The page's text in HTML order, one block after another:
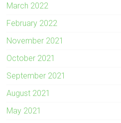
March 2022
February 2022
November 2021
October 2021
September 2021
August 2021
May 2021